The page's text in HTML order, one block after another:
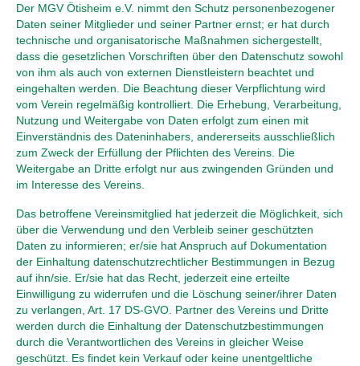
Der MGV Ötisheim e.V. nimmt den Schutz personenbezogener
Daten seiner Mitglieder und seiner Partner ernst; er hat durch
technische und organisatorische Maßnahmen sichergestellt,
dass die gesetzlichen Vorschriften über den Datenschutz sowohl
von ihm als auch von externen Dienstleistern beachtet und
eingehalten werden. Die Beachtung dieser Verpflichtung wird
vom Verein regelmäßig kontrolliert. Die Erhebung, Verarbeitung,
Nutzung und Weitergabe von Daten erfolgt zum einen mit
Einverständnis des Dateninhabers, andererseits ausschließlich
zum Zweck der Erfüllung der Pflichten des Vereins. Die
Weitergabe an Dritte erfolgt nur aus zwingenden Gründen und
im Interesse des Vereins.
Das betroffene Vereinsmitglied hat jederzeit die Möglichkeit, sich
über die Verwendung und den Verbleib seiner geschützten
Daten zu informieren; er/sie hat Anspruch auf Dokumentation
der Einhaltung datenschutzrechtlicher Bestimmungen in Bezug
auf ihn/sie. Er/sie hat das Recht, jederzeit eine erteilte
Einwilligung zu widerrufen und die Löschung seiner/ihrer Daten
zu verlangen, Art. 17 DS-GVO. Partner des Vereins und Dritte
werden durch die Einhaltung der Datenschutzbestimmungen
durch die Verantwortlichen des Vereins in gleicher Weise
geschützt. Es findet kein Verkauf oder keine unentgeltliche